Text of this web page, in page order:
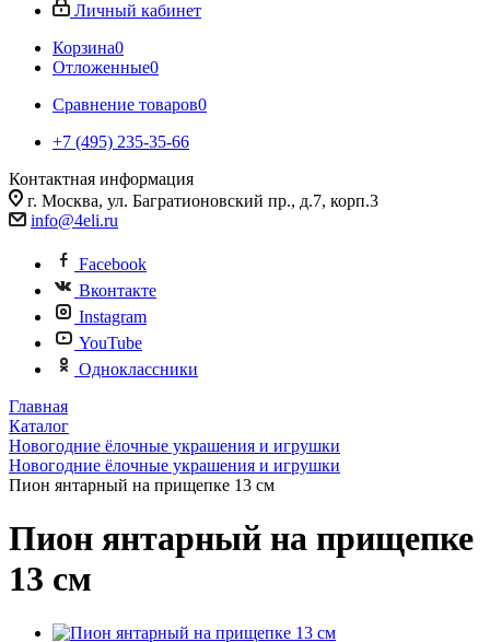
Личный кабинет
Корзина0
Отложенные0
Сравнение товаров0
+7 (495) 235-35-66
Контактная информация
г. Москва, ул. Багратионовский пр., д.7, корп.3
info@4eli.ru
Facebook
Вконтакте
Instagram
YouTube
Одноклассники
Главная
Каталог
Новогодние ёлочные украшения и игрушки
Новогодние ёлочные украшения и игрушки
Пион янтарный на прищепке 13 см
Пион янтарный на прищепке
13 см